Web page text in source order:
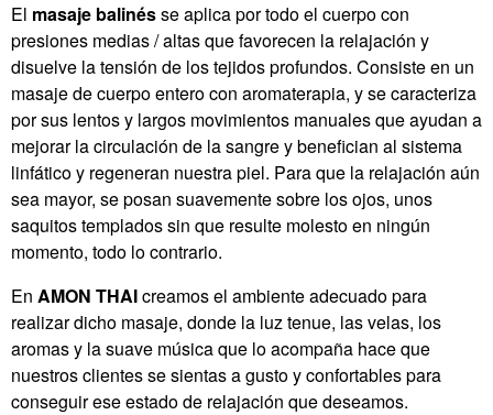
El masaje balinésse aplica por todo el cuerpo con
presiones medias / altas que favorecen la relajación y
disuelve la tensión de los tejidos profundos. Consiste en un
masaje de cuerpo entero con aromaterapia, y se caracteriza
por sus lentos y largos movimientos manuales que ayudan a
mejorar la circulación de la sangre y benefician al sistema
linfático y regeneran nuestra piel. Para que la relajación aún
sea mayor, se posan suavemente sobre los ojos, unos
saquitos templados sin que resulte molesto en ningún
momento, todo lo contrario.
En AMON THAIcreamos el ambiente adecuado para
realizar dicho masaje, donde la luz tenue, las velas, los
aromas y la suave música que lo acompaña hace que
nuestros clientes se sientas a gusto y confortables para
conseguir ese estado de relajación que deseamos.